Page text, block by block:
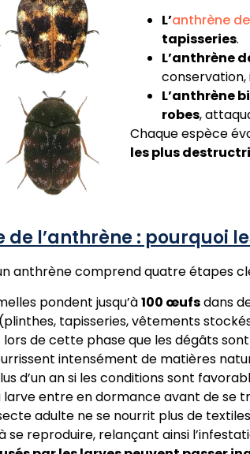
L’anthrène
tapisseries.
L’anthrène
conservation,
L’anthrène
robes,
Chaque espèce
les plus
de l’anthrène :
anthrène comprend quatre étapes
pondent jusqu’à100 œufsdans
tapisseries, vêtements
lors de cette phase que les dégâts
intensément de matières
d’un an si les conditions sont
larve entre en dormance avant de se
adulte ne se nourrit plus de
se reproduire, relançant ainsi